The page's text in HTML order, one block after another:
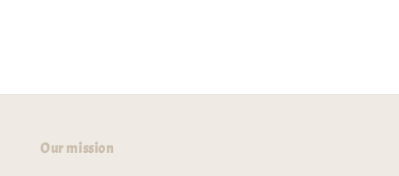
Our mission